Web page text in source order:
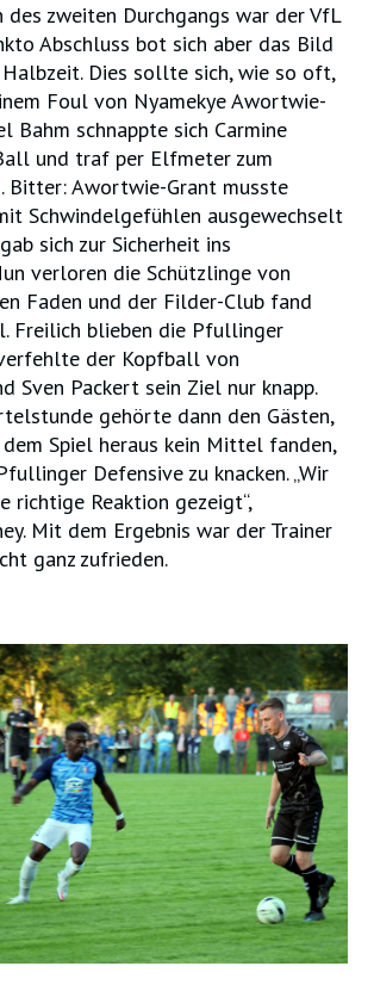
des zweiten Durchgangs war der VfL
Abschluss bot sich aber das Bild
Dies sollte sich, wie so oft,
Foul von Nyamekye Awortwie-
Bahm schnappte sich Carmine
und traf per Elfmeter zum
Bitter: Awortwie-Grant musste
Schwindelgefühlen ausgewechselt
sich zur Sicherheit ins
verloren die Schützlinge von
Faden und der Filder-Club fand
Freilich blieben die Pfullinger
der Kopfball von
Sven Packert sein Ziel nur knapp.
gehörte dann den Gästen,
Spiel heraus kein Mittel fanden,
Defensive zu knacken. „Wir
richtige Reaktion gezeigt“,
Mit dem Ergebnis war der Trainer
ganz zufrieden.